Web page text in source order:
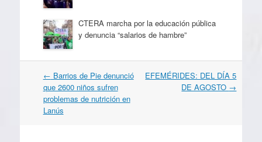
CTERA marcha por la educación pública
y denuncia “salarios de hambre”
Navegación
por
artículos
← Barrios de Pie denunció
que 2600 niños sufren
problemas de nutrición en
Lanús
EFEMÉRIDES: DEL DÍA 5
DE AGOSTO →